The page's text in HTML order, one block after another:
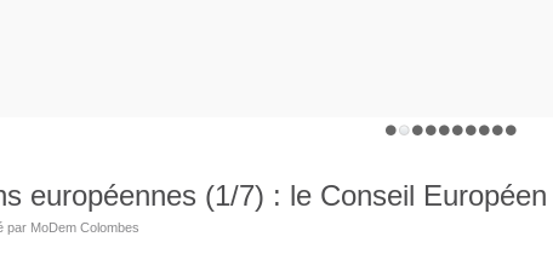
européennes (1/7) : le Conseil Européen
par MoDem Colombes